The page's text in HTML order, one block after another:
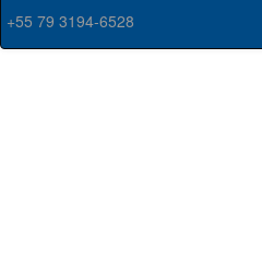
+55 79 3194-6528